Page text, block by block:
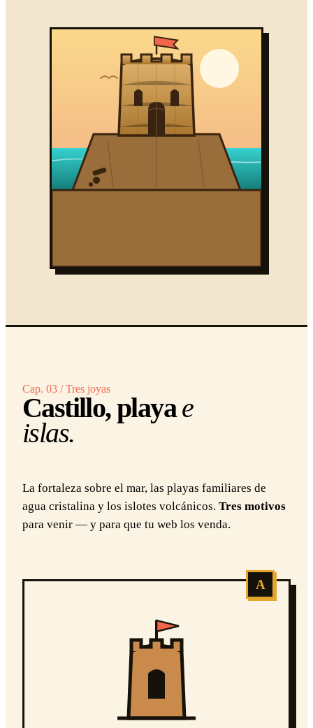
Cap. 03 / Tres joyas
Castillo, playae
islas.
La fortaleza sobre el mar, las playas familiares de
agua cristalina y los islotes volcánicos. Tres motivos
para venir — y para que tu web los venda.
A